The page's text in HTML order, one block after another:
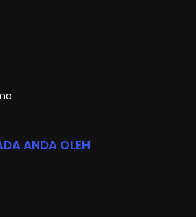
ANDA OLEH